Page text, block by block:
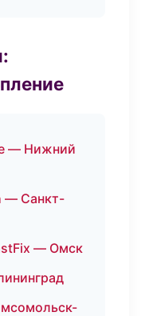
— Нижний
— Санкт-
— Омск